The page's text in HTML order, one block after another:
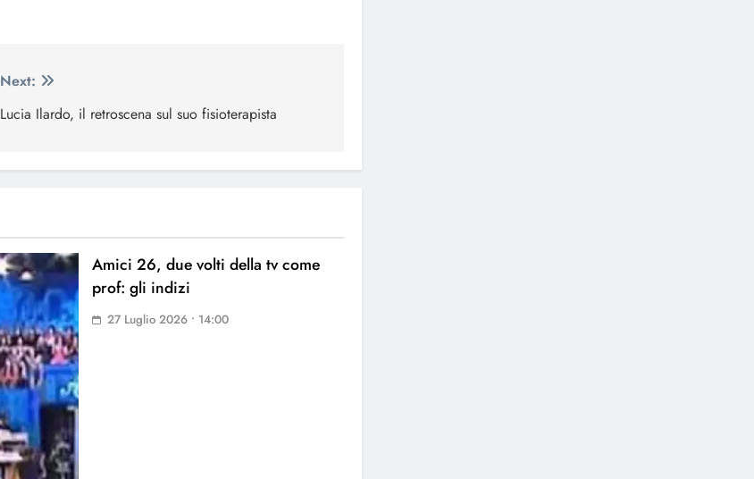
Next:
Lucia Ilardo, il retroscena sul suo fisioterapista
Amici 26, due volti della tv come
prof: gli indizi
27 Luglio 2026 • 14:00